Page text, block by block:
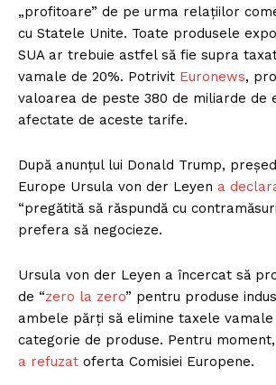
„profitoare” de pe urma relațiilor
cu Statele Unite. Toate produsele
SUA ar trebuie astfel să fie supra
vamale de 20%. Potrivit Euronews,
valoarea de peste 380 de miliarde de
afectate de aceste tarife.
După anunțul lui Donald Trump,
Europe Ursula von der Leyen a
“pregătită să răspundă cu
prefera să negocieze.
Ursula von der Leyen a încercat să
de “zero la zero” pentru produse
ambele părți să elimine taxele
categorie de produse. Pentru
a refuzat oferta Comisiei Europene.